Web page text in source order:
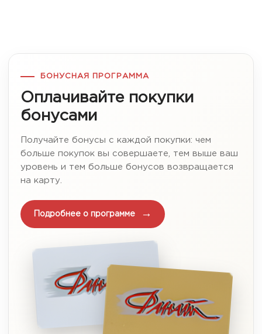
БОНУСНАЯ ПРОГРАММА
Оплачивайте покупки
бонусами
Получайте бонусы с каждой покупки: чем
больше покупок вы совершаете, тем выше ваш
уровень и тем больше бонусов возвращается
на карту.
Подробнее о программе